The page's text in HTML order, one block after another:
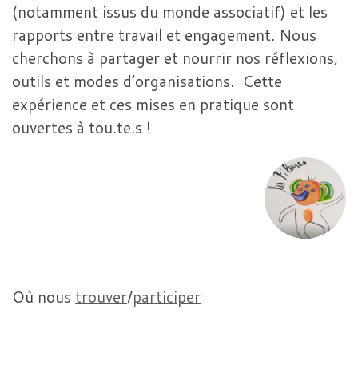
(notamment issus du monde associatif) et les
rapports entre travail et engagement. Nous
cherchons à partager et nourrir nos réflexions,
outils et modes d’organisations. Cette
expérience et ces mises en pratique sont
ouvertes à tou.te.s !
Où nous trouver/participer